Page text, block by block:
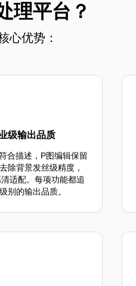
理平台？
心优势：
级输出品质
合描述，P图编辑保留
除背景发丝级精度，
适配。每项功能都追
别的输出品质。